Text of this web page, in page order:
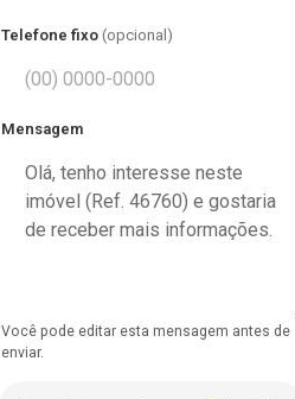
Telefone fixo (opcional)
Mensagem
Você pode editar esta mensagem antes de
enviar.